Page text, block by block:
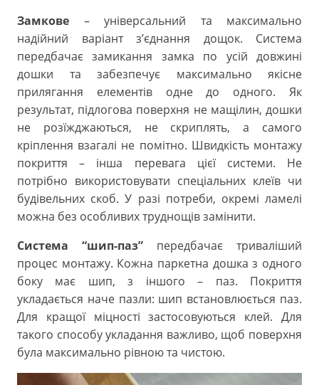
Замкове – універсальний та максимально
надійний варіант з’єднання дощок. Система
передбачає замикання замка по усій довжині
дошки та забезпечує максимально якісне
прилягання елементів одне до одного. Як
результат, підлогова поверхня не мащілин, дошки
не розїжджаються, не скриплять, а самого
кріплення взагалі не помітно. Швидкість монтажу
покриття – інша перевага цієї системи. Не
потрібно використовувати спеціальних клеїв чи
будівельних скоб. У разі потреби, окремі ламелі
можна без особливих труднощів замінити.
Система “шип-паз” передбачає триваліший
процес монтажу. Кожна паркетна дошка з одного
боку має шип, з іншого – паз. Покриття
укладається наче пазли: шип встановлюється паз.
Для кращої міцності застосовуються клей. Для
такого способу укладання важливо, щоб поверхня
була максимально рівною та чистою.